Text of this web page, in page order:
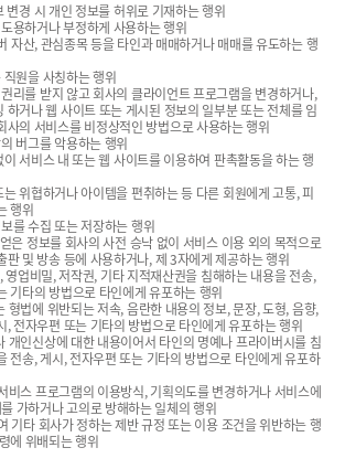
변경 시 개인 정보를 허위로 기재하는 행위
용하거나 부정하게 사용하는 행위
자산, 관심종목 등을 타인과 매매하거나 매매를 유도하는 행
원을 사칭하는 행위
리를 받지 않고 회사의 클라이언트 프로그램을 변경하거나,
하거나 웹 사이트 또는 게시된 정보의 일부분 또는 전체를 임
사의 서비스를 비정상적인 방법으로 사용하는 행위
버그를 악용하는 행위
서비스 내 또는 웹 사이트를 이용하여 판촉활동을 하는 행
위협하거나 아이템을 편취하는 등 다른 회원에게 고통, 피
행위
를 수집 또는 저장하는 행위
은 정보를 회사의 사전 승낙 없이 서비스 이용 외의 목적으로
판 및 방송 등에 사용하거나, 제 3자에게 제공하는 행위
영업비밀, 저작권, 기타 지적재산권을 침해하는 내용을 전송,
기타의 방법으로 타인에게 유포하는 행위
형법에 위반되는 저속, 음란한 내용의 정보, 문장, 도형, 음향,
, 전자우편 또는 기타의 방법으로 타인에게 유포하는 행위
개인신상에 대한 내용이어서 타인의 명예나 프라이버시를 침
전송, 게시, 전자우편 또는 기타의 방법으로 타인에게 유포하
비스 프로그램의 이용방식, 기획의도를 변경하거나 서비스에
가하거나 고의로 방해하는 일체의 행위
기타 회사가 정하는 제반 규정 또는 이용 조건을 위반하는 행
에 위배되는 행위